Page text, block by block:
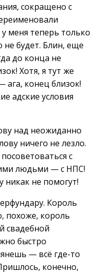
сокращено с
меня теперь только
не будет. Блин, еще
до конца не
Хотя, я тут же
ага, конец близок!
адские условия
над неожиданно
ничего не лезло.
с
людьми — с НПС!
не помогут!
Король
похоже, король
свадебной
быстро
— всё где-то
конечно,